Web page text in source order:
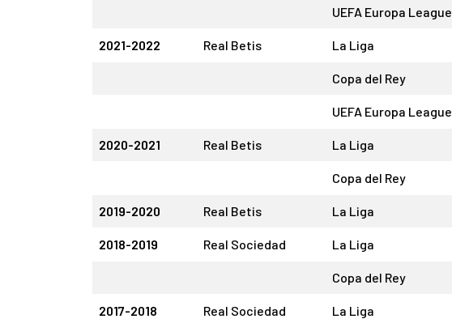
UEFA Europa League
2021-2022 Real Betis La Liga
Copa del Rey
UEFA Europa League
2020-2021 Real Betis La Liga
Copa del Rey
2019-2020 Real Betis La Liga
2018-2019 Real Sociedad La Liga
Copa del Rey
2017-2018 Real Sociedad La Liga